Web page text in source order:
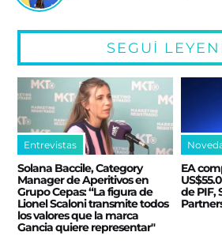
SEGUÍ
Entrevistas
Solana Baccile, Category
Manager de Aperitivos en
Grupo Cepas: “La figura de
Lionel Scaloni transmite todos
los valores que la marca
Gancia quiere representar"
EA
de PIF,